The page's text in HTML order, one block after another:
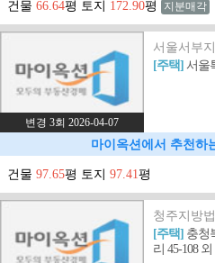
건물 66.64평 토지 172.90평 지분매각
변경 3회 2026-04-07
서울서부
[주택]서울
마이옥션에서 추천하
건물 97.65평 토지 97.41평
청주지방
[주택] 충청
리 45-108